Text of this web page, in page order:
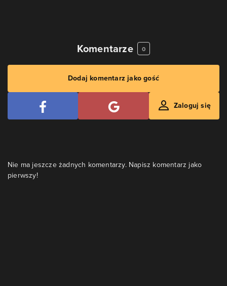
Komentarze 0
Dodaj komentarz jako gość
Zaloguj się
Nie ma jeszcze żadnych komentarzy. Napisz komentarz jako
pierwszy!